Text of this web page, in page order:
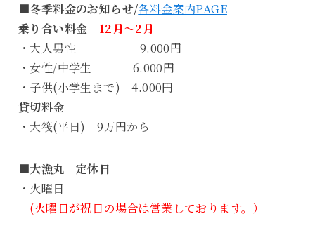
■冬季料金のお知らせ/各料金案内PAGE
乗り合い料金 12月～2月
・大人男性 9.000円
・女性/中学生 6.000円
・子供(小学生まで) 4.000円
貸切料金
・大筏(平日) 9万円から
■大漁丸 定休日
・火曜日
(火曜日が祝日の場合は営業しております。）